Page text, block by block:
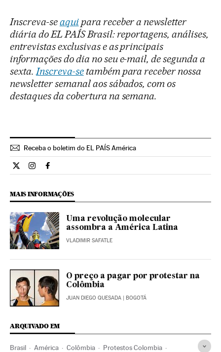
Inscreva-seaquipara receber a newsletter
diária do EL PAÍS Brasil: reportagens, análises,
entrevistas exclusivas e as principais
informações do dia no seu e-mail, de segunda a
sexta.Inscreva-setambém para receber nossa
newsletter semanal aos sábados, com os
destaques da cobertura na semana.
Receba o boletim do EL PAÍS América
Internacional El País Brasil en Twitter
Internacional El País Brasil en Instagram
Internacional El País Brasil en Facebook
MAIS INFORMAÇÕES
Uma revolução molecular
assombra a América Latina
VLADIMIR SAFATLE
O preço a pagar por protestar na
Colômbia
JUAN DIEGO QUESADA | BOGOTÁ
ARQUIVADO EM
Brasil América Colômbia Protestos Colombia